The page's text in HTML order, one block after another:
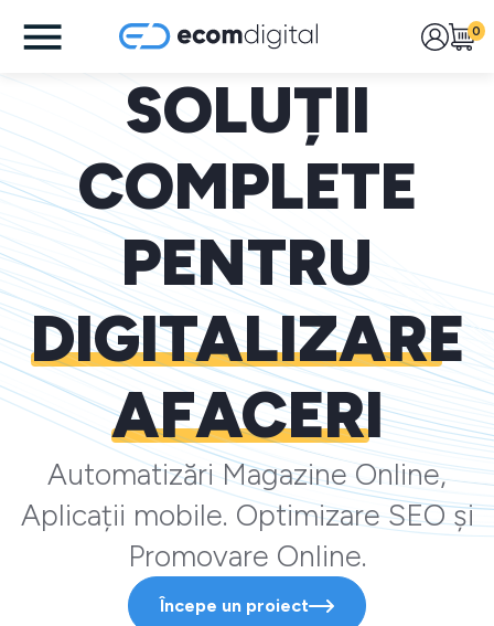
0
SOLUȚII
COMPLETE
PENTRU
DIGITALIZARE
AFACERI
Automatizări Magazine Online,
Aplicații mobile. Optimizare SEO și
Promovare Online.
Începe un proiect